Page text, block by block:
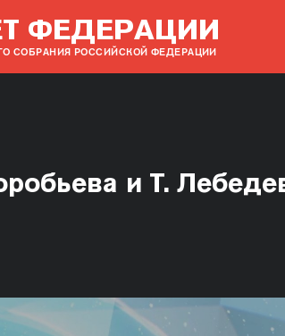
ФЕДЕРАЦИИ
СОБРАНИЯ РОССИЙСКОЙ ФЕДЕРАЦИИ
и Т.